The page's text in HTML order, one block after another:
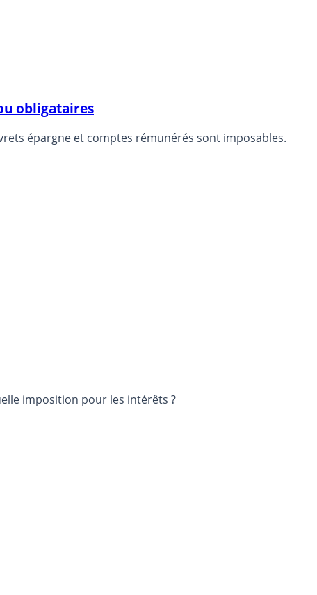
obligataires
épargne et comptes rémunérés sont imposables.
en France, les comptes des dépôts à vue détenus par les particuliers peuvent être rémunérés. Quelle imposition pour les intérêts ?